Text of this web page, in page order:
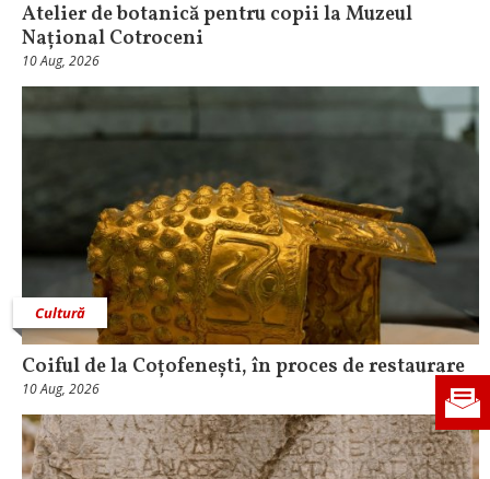
Atelier de botanică pentru copii la Muzeul
Național Cotroceni
10 Aug, 2026
Cultură
Coiful de la Coțofenești, în proces de restaurare
10 Aug, 2026